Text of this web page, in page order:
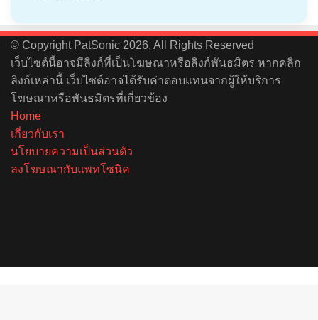
© Copyright PatSonic 2026, All Rights Reserved
เว็บไซต์นี้อาจมีลิงก์ที่เป็นโฆษณาหรือลิงก์พันธมิตร หากคลิก
ลิงก์เหล่านี้ เว็บไซต์อาจได้รับค่าตอบแทนจากผู้ให้บริการ
โฆษณาหรือพันธมิตรที่เกี่ยวข้อง
Home
เกี่ยวกับเรา
นโยบายความเป็นส่วนตัว
ลงโฆษณากับแพทโซนิค